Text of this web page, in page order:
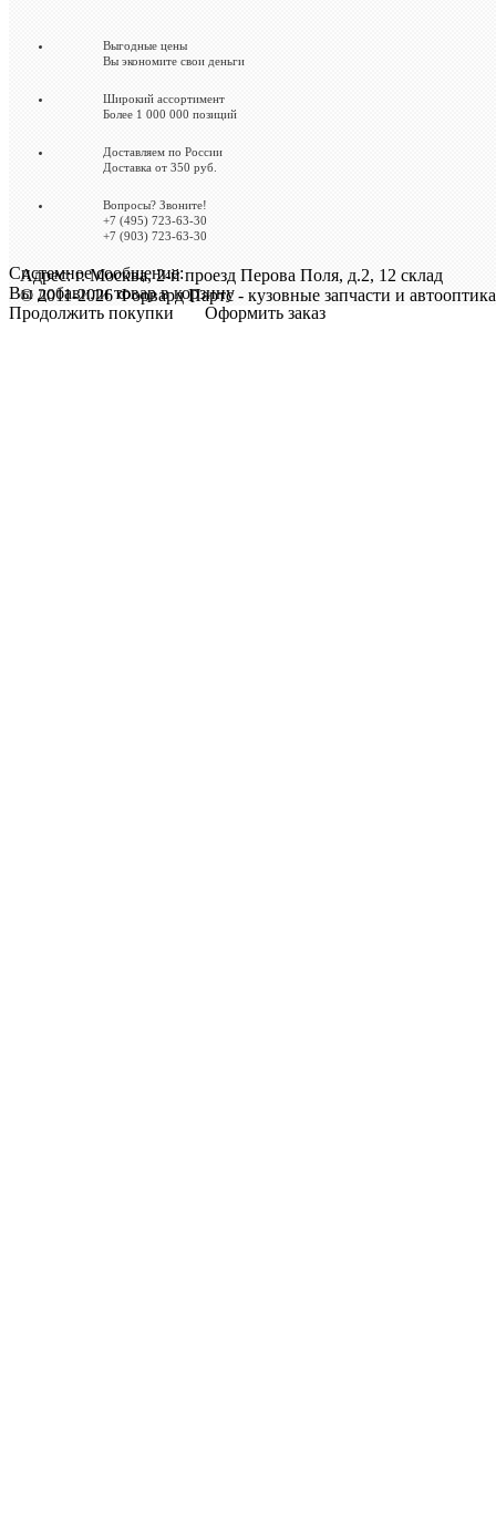
Выгодные цены
Вы экономите свои деньги
Широкий ассортимент
Более 1 000 000 позиций
Доставляем по России
Доставка от 350 руб.
Вопросы? Звоните!
+7 (495) 723-63-30
+7 (903) 723-63-30
Адрес: г. Москва, 2-й проезд Перова Поля, д.2, 12 склад
© 2011-2026 Форвард Партс - кузовные запчасти и
Системное сообщение:
Вы добавили товар в корзину
Продолжить покупки
Оформить заказ